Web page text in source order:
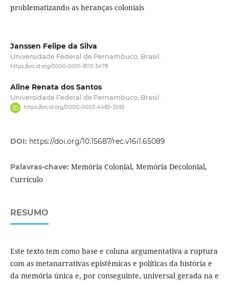
problematizando as heranças coloniais
Janssen Felipe da Silva
Universidade Federal de Pernambuco, Brasil.
https://orcid.org/0000-0001-8113-3478
Aline Renata dos Santos
Universidade Federal de Pernambuco, Brasil.
https://orcid.org/0000-0003-4483-3592
DOI: https://doi.org/10.15687/rec.v16i1.65089
Palavras-chave: Memória Colonial, Memória Decolonial,
Currículo
RESUMO
Este texto tem como base e coluna argumentativa a ruptura
com as metanarrativas epistêmicas e políticas da história e
da memória única e, por conseguinte, universal gerada na e